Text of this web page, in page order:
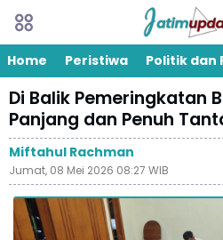
Home Peristiwa Politik dan
Di Balik Pemeringkatan
Panjang dan Penuh
Miftahul Rachman
Jumat, 08 Mei 2026 08:27 WIB